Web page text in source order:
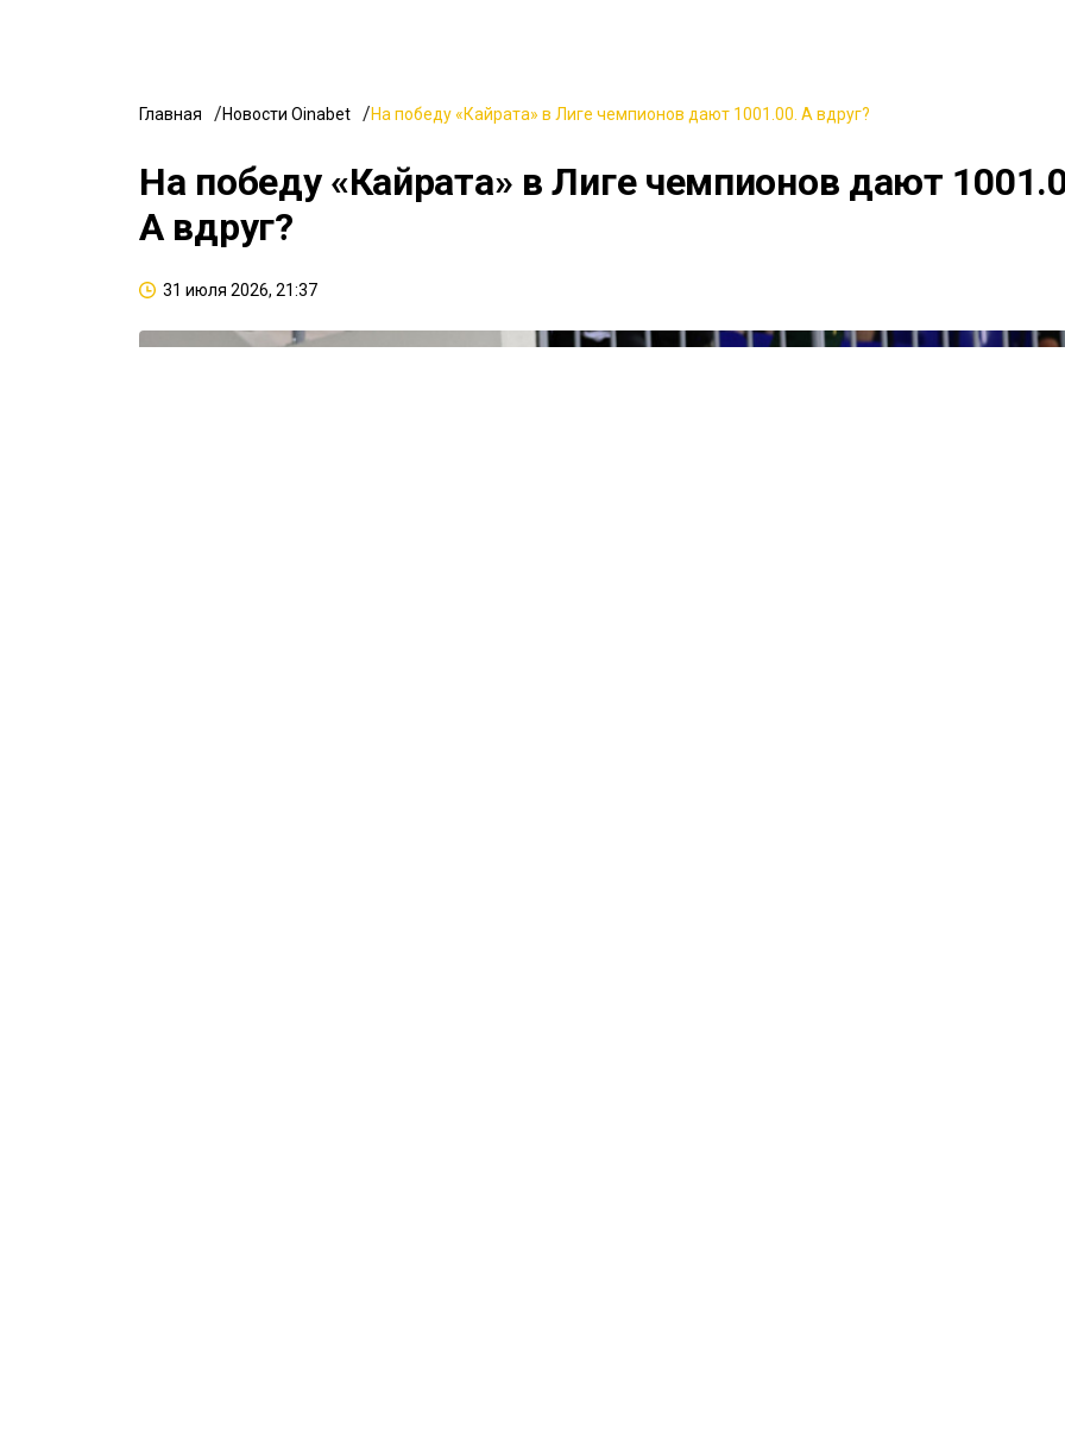
Главная Новости Oinabet На победу «Кайрата» в Лиге чемпионов дают 1001.00. А вдруг?
На победу «Кайрата» в Лиге чемпионов дают
А вдруг?
31 июля 2026, 21:37